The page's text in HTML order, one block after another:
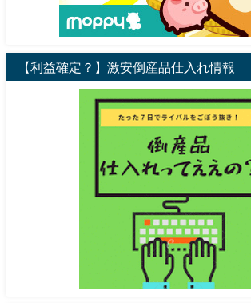
【利益確定？】激安倒産品仕入れ情報